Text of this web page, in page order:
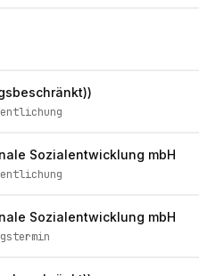
Sozialentwicklung mbH
Sozialentwicklung mbH